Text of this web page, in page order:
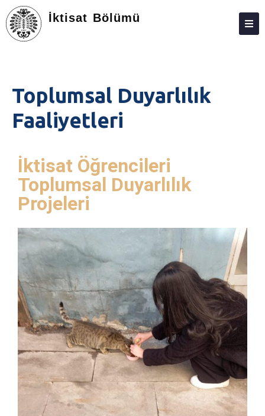
İktisat Bölümü
KIŞILER
LISANS
ARAŞTIRMA
TOPLUMA KATKI
STAJ
Toplumsal Duyarlılık
Faaliyetleri
İktisat Öğrencileri
Toplumsal Duyarlılık
Projeleri